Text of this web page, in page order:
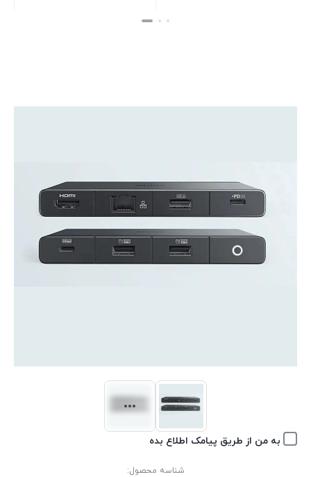
بستن
به من از طریق پیامک اطلاع بده
شناسه محصول: